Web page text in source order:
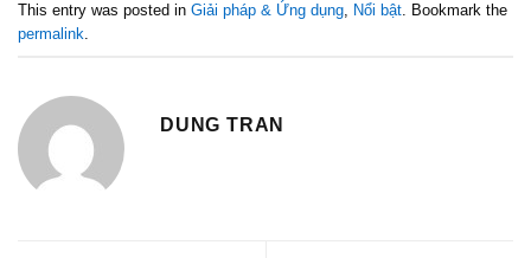
This entry was posted in Giải pháp & Ứng dụng, Nổi bật. Bookmark the
permalink.
DUNG TRAN